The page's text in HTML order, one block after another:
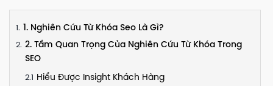
1. Nghiên Cứu Từ Khóa Seo Là Gì?
2. Tầm Quan Trọng Của Nghiên Cứu Từ Khóa Trong
SEO
Hiểu Được Insight Khách Hàng